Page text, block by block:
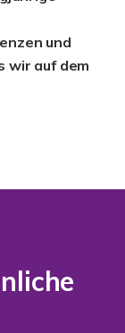
und
wir auf dem